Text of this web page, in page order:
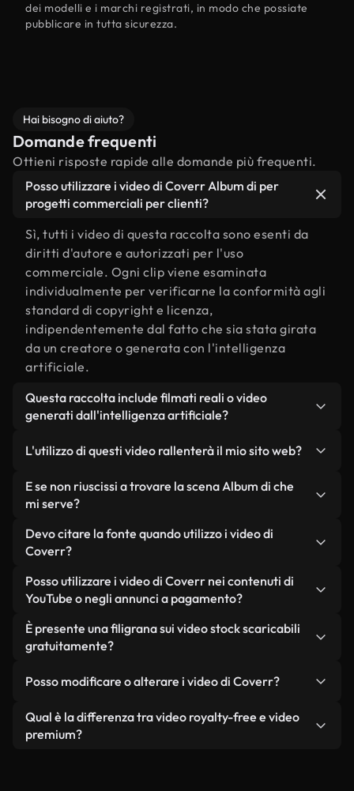
dei modelli e i marchi registrati, in modo che possiate
pubblicare in tutta sicurezza.
Hai bisogno di aiuto?
Domande frequenti
Ottieni risposte rapide alle domande più frequenti.
Posso utilizzare i video di Coverr Album di per
progetti commerciali per clienti?
Sì, tutti i video di questa raccolta sono esenti da
diritti d'autore e autorizzati per l'uso
commerciale. Ogni clip viene esaminata
individualmente per verificarne la conformità agli
standard di copyright e licenza,
indipendentemente dal fatto che sia stata girata
da un creatore o generata con l'intelligenza
artificiale.
Questa raccolta include filmati reali o video
generati dall'intelligenza artificiale?
da filmati reali, girati da persone, relativi a Album
di, e da video generati dall'intelligenza artificiale.
Ogni video è chiaramente etichettato, così saprai
L'utilizzo di questi video rallenterà il mio sito web?
Non se scegli le nostre versioni ottimizzate.
Offriamo formati leggeri e pronti per il web,
mantengono alta la qualità, riducono al minimo i
tempi di caricamento e migliorano parametri
come LCP.
E se non riuscissi a trovare la scena Album di che
mi serve?
Puoi crearne uno all'istante utilizzando Coverr AI
Studio. Ti basta descrivere la scena, ad esempio
pochi secondi un video personalizzato in
conformità con i nostri standard di licenza.
Devo citare la fonte quando utilizzo i video di
Coverr?
Non è richiesto alcun riconoscimento dell'autore.
Tutti i video presenti nella nostra libreria sono
senza citare il creatore, sebbene sia sempre
gradito.
Posso utilizzare i video di Coverr nei contenuti di
YouTube o negli annunci a pagamento?
Sì. Tutti i filmati di Coverr possono essere utilizzati
in video monetizzati su YouTube, promozioni sui
condizione che non si rivendano o ridistribuiscano
È presente una filigrana sui video stock scaricabili
gratuitamente?
reali o generati dall'intelligenza artificiale, include
filigrane. Avrai a disposizione filmati puliti e pronti
all'uso.
Posso modificare o alterare i video di Coverr?
Sì. Siete liberi di tagliare, ritagliare o remixare i
nostri video. Assicuratevi solo che il prodotto
Qual è la differenza tra video royalty-free e video
premium?